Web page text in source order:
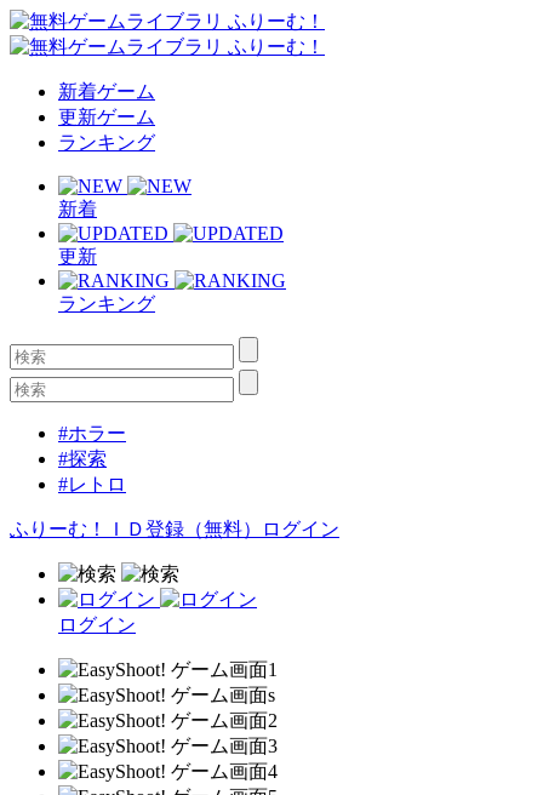
新着ゲーム
更新ゲーム
ランキング
新着
更新
ランキング
#ホラー
#探索
#レトロ
ふりーむ！ＩＤ登録（無料） ログイン
ログイン